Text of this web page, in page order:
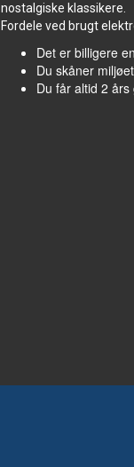
nostalgiske klassikere.
Fordele ved brugt
Det er billigere
Du skåner
Du får altid 2 års